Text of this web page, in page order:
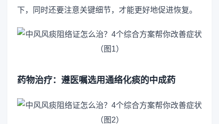
下，同时还要注意关键细节，才能更好地促进恢复。
药物治疗：遵医嘱选用通络化痰的中成药